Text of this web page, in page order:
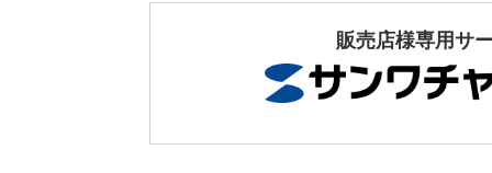
販売店様専用サ